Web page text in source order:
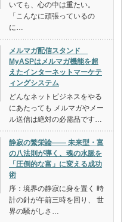
いても、心の中は重たい。
「こんなに頑張っているの
に…
メルマガ配信スタンド
MyASPはメルマガ機能を超
えたインターネットマーケテ
ィングシステム
どんなネットビジネスをやる
にあたっても メルマガやメー
ル送信は絶対の必需品です…
静寂の繁栄論—— 未来型・富
の八法則が導く、魂の水脈を
「圧倒的な富」に変える成功
術
序：境界の静寂に身を置く 時
計の針が午前三時を回り、 世
界の騒がしさ…